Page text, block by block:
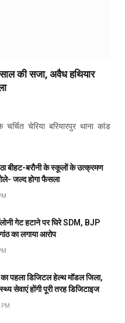
की सजा, अवैध हथियार
चेरिया बरियारपुर थाना कांड
बीहट-बरौनी के स्कूलों के उत्क्रमण
बोले- जल्द होगा फैसला
गेट हटाने पर घिरे SDM, BJP
का लगाया आरोप
का पहला डिजिटल हेल्थ मॉडल जिला,
सेवाएं होंगी पूरी तरह डिजिटाइज